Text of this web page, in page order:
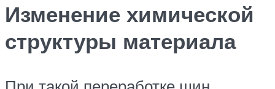
Изменение химической
структуры материала